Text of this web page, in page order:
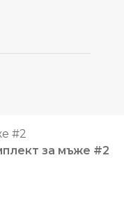
за мъже #2